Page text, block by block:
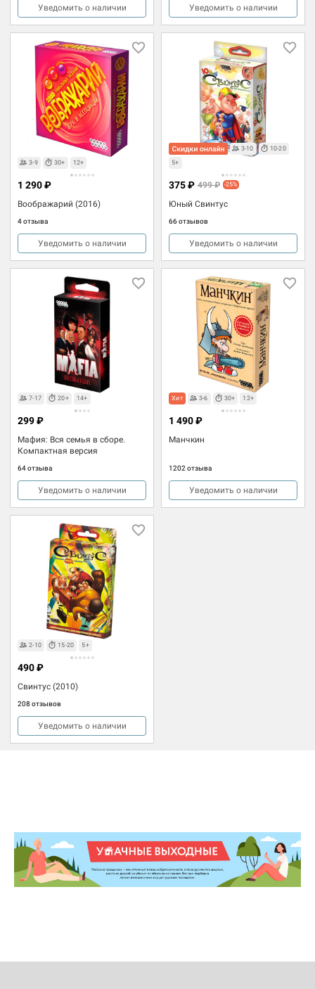
Уведомить о наличии Уведомить о наличии
3-9 30+ 12+
Воображарий (2016)
4 отзыва
1 290 ₽
Уведомить о наличии
3-10
10-20
5+
Юный Свинтус
66 отзывов
375 ₽ 499 ₽ -25%
Уведомить о наличии
7-17 20+ 14+
Мафия: Вся семья в сборе.
Компактная версия
64 отзыва
299 ₽
Уведомить о наличии
Хит 3-6 30+ 12+
Манчкин
1202 отзыва
1 490 ₽
Уведомить о наличии
2-10 15-20 5+
Свинтус (2010)
208 отзывов
490 ₽
Уведомить о наличии